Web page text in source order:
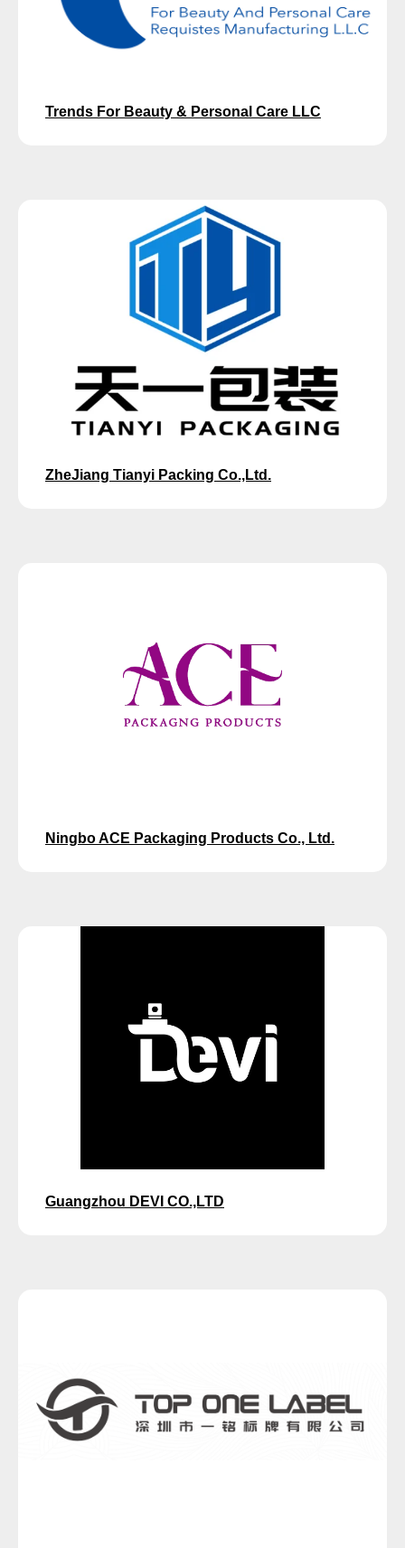
Trends For Beauty & Personal Care LLC
ZheJiang Tianyi Packing Co.,Ltd.
Ningbo ACE Packaging Products Co., Ltd.
Guangzhou DEVI CO.,LTD